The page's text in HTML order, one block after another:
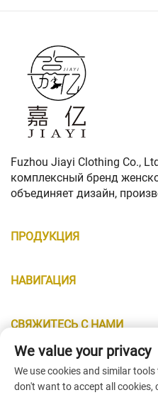
Fuzhou Jiayi Clothing Co.,
комплексный бренд
объединяет дизайн,
ПРОДУКЦИЯ
НАВИГАЦИЯ
СВЯЖИТЕСЬ С НАМИ
ИНФОРМАЦИЯ
We value your privacy
We use cookies and similar
don't want to accept all cookies,